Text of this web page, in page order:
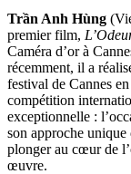
Trần Anh Hùng
premier film,
Caméra d’or à
récemment, il a
festival de Cannes
compétition
exceptionnelle :
son approche unique
plonger au cœur de
œuvre.